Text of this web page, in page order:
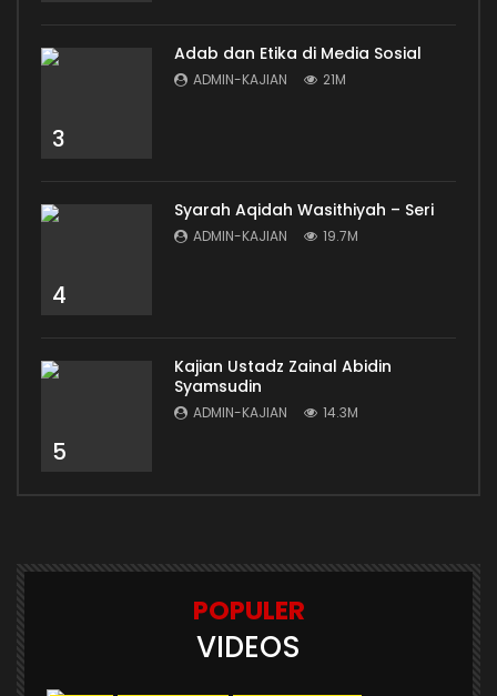
3
Adab dan Etika di Media Sosial
ADMIN-KAJIAN 21M
4
Syarah Aqidah Wasithiyah – Seri
ADMIN-KAJIAN 19.7M
5
Kajian Ustadz Zainal Abidin
Syamsudin
ADMIN-KAJIAN 14.3M
POPULER
VIDEOS